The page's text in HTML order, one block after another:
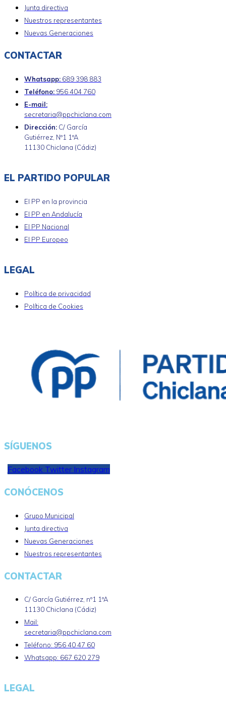
Junta directiva
Nuestros representantes
Nuevas Generaciones
CONTACTAR
Whatsapp: 689 398 883
Teléfono: 956 404 760
E-mail:
secretaria@ppchiclana.com
Dirección: C/ García
Gutiérrez, Nº1 1ºA
11130 Chiclana (Cádiz)
EL PARTIDO POPULAR
El PP en la provincia
El PP en Andalucía
El PP Nacional
El PP Europeo
LEGAL
Política de privacidad
Política de Cookies
SÍGUENOS
Facebook Twitter Instagram
CONÓCENOS
Grupo Municipal
Junta directiva
Nuevas Generaciones
Nuestros representantes
CONTACTAR
C/ García Gutiérrez, nº1 1ºA
11130 Chiclana (Cádiz)
Mail:
secretaria@ppchiclana.com
Teléfono: 956 40 47 60
Whatsapp: 667 620 279
LEGAL